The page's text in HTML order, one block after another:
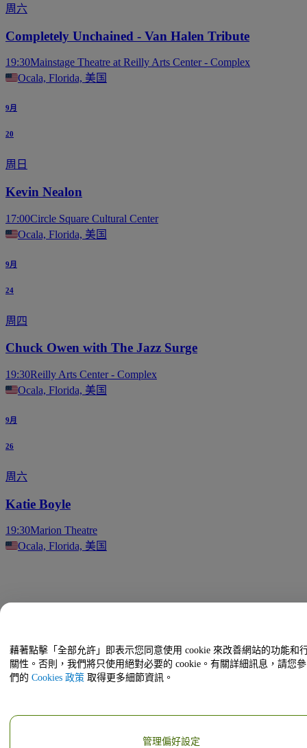
周六
Completely Unchained - Van Halen Tribute
19:30Mainstage Theatre at Reilly Arts Center - Complex
Ocala, Florida, 美国
9月
20
周日
Kevin Nealon
17:00Circle Square Cultural Center
Ocala, Florida, 美国
9月
24
周四
Chuck Owen with The Jazz Surge
19:30Reilly Arts Center - Complex
Ocala, Florida, 美国
9月
26
周六
Katie Boyle
19:30Marion Theatre
Ocala, Florida, 美国
藉著點擊「全部允許」即表示您同意使用 cookie 來改善網站的功能和
關性。否則，我們將只使用絕對必要的 cookie。有關詳細訊息，請您
們的 Cookies 政策 取得更多細節資訊。
管理偏好設定